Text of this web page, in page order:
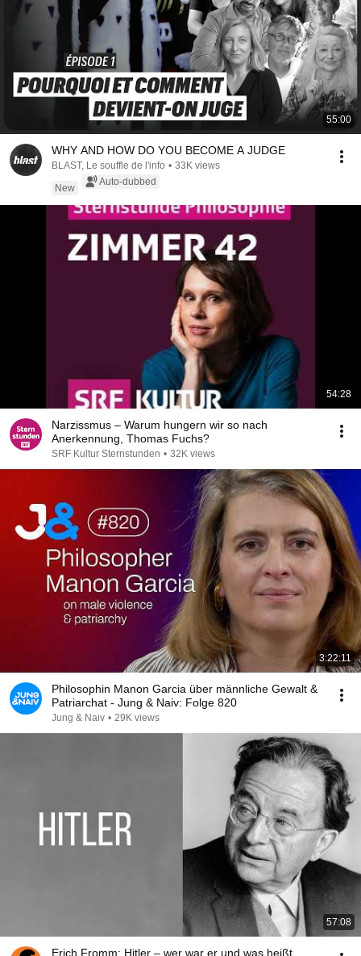
55:00
WHY AND HOW DO YOU BECOME A JUDGE
BLAST, Le souffle de l'info • 33K views
New
Auto-dubbed
54:28
Narzissmus – Warum hungern wir so nach
Anerkennung, Thomas Fuchs?
SRF Kultur Sternstunden • 32K views
3:22:11
Philosophin Manon Garcia über männliche Gewalt &
Patriarchat - Jung & Naiv: Folge 820
Jung & Naiv • 29K views
57:08
Erich Fromm: Hitler – wer war er und was heißt